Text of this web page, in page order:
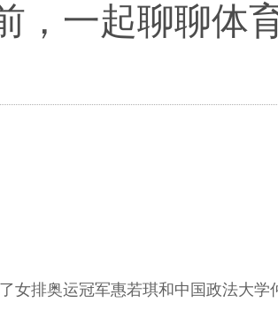
，一起聊聊体
排奥运冠军惠若琪和中国政法大学